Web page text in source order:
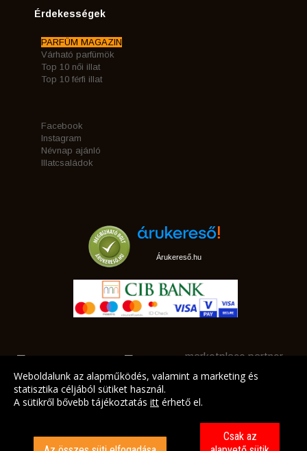
Érdekességek
PARFÜM MAGAZIN
Várható parfümök
Top 10 női illat
Top 10 férfi illat
Facebook
Instagram
Névnap ajánló
Illatcsaládok
Árukereső.hu
marketplace partner
Weboldalunk az alapműködés, valamint a marketing és
statisztika céljából sütiket használ.
A sütikről bővebb tájékoztatás itt érhető el.
Csak az